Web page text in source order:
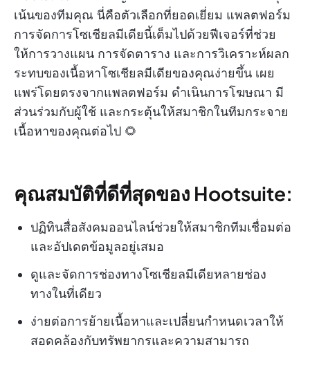
เน้นของทีมคุณ นี่คือตัวเลือกที่ยอดเยี่ยม แพลตฟอร์ม
การจัดการโซเชียลมีเดียนี้เต็มไปด้วยฟีเจอร์ที่ช่วย
ให้การวางแผน การจัดตาราง และการวิเคราะห์ผลก
ระทบของเนื้อหาโซเชียลมีเดียของคุณง่ายขึ้น เผย
แพร่โดยตรงจากแพลตฟอร์ม ดำเนินการโฆษณา มี
ส่วนร่วมกับผู้ใช้ และกระตุ้นให้สมาชิกในทีมกระจาย
เนื้อหาของคุณต่อไป 🌻
คุณสมบัติที่ดีที่สุดของ Hootsuite:
ปฏิทินสื่อสังคมออนไลน์ช่วยให้สมาชิกทีมเชื่อมต่อ
และอัปเดตข้อมูลอยู่เสมอ
ดูและจัดการช่องทางโซเชียลมีเดียหลายช่อง
ทางในที่เดียว
ง่ายต่อการย้ายเนื้อหาและเปลี่ยนกำหนดเวลาให้
สอดคล้องกับทรัพยากรและความสามารถ